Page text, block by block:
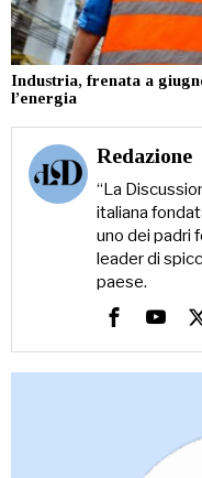
Industria, frenata a
l’energia
Redazione
“La
italiana
uno dei padri
leader di
paese.